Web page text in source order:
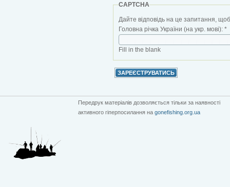
CAPTCHA
Дайте відповідь на це запитання,
Головна річка України (на укр. мові): *
Fill in the blank
Передрук матеріалів дозволяється тільки за наявності
активного гіперпосилання на gonefishing.org.ua